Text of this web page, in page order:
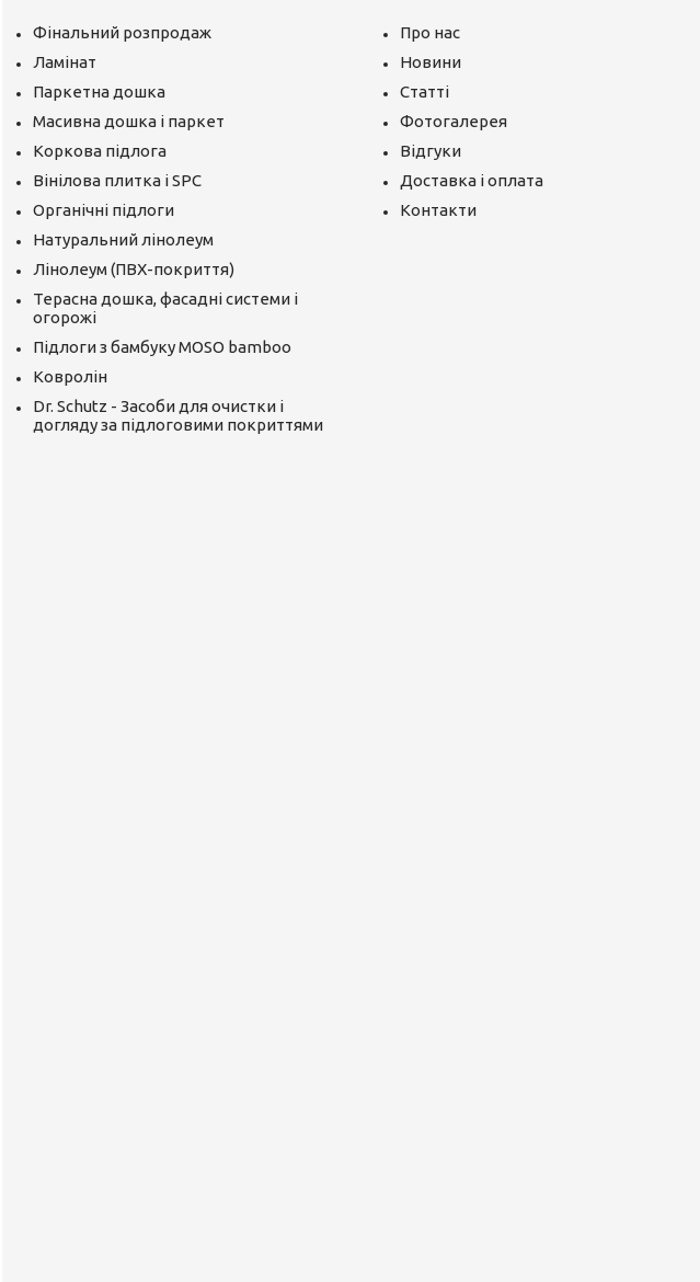
Фінальний розпродаж
Ламінат
Паркетна дошка
Масивна дошка і паркет
Коркова підлога
Вінілова плитка і SPC
Органічні підлоги
Натуральний лінолеум
Лінолеум (ПВХ-покриття)
Терасна дошка, фасадні системи і
огорожі
Підлоги з бамбуку MOSO bamboo
Ковролін
Dr. Schutz - Засоби для очистки і
догляду за підлоговими покриттями
Про нас
Новини
Статті
Фотогалерея
Відгуки
Доставка і оплата
Контакти